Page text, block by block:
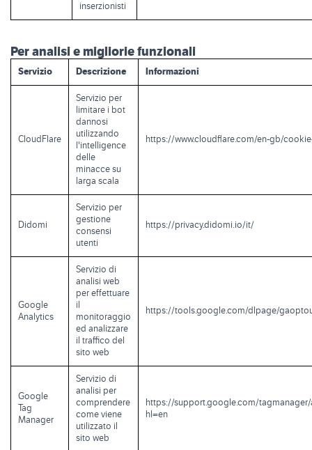
inserzionisti
Per analisi e migliorie funzionali
Servizio Descrizione Informazioni
CloudFlare
Servizio per
limitare i bot
dannosi
utilizzando
l'intelligence
delle
minacce su
larga scala
https://www.cloudflare.com/en-gb/
Didomi
Servizio per
gestione
consensi
utenti
https://privacy.didomi.io/it/
Google
Analytics
Servizio di
analisi web
per effettuare
il
monitoraggio
ed analizzare
il traffico del
sito web
https://tools.google.com/dlpage/
Google
Tag
Manager
Servizio di
analisi per
comprendere
come viene
utilizzato il
sito web
https://support.google.com/tagmanager/
hl=en